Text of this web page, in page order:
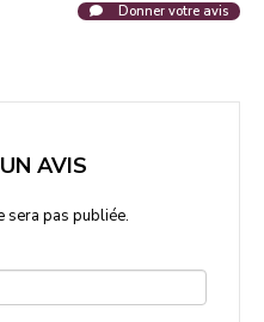
Donner votre avis
AVIS
sera pas publiée.